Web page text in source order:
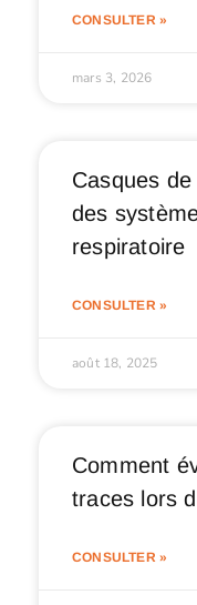
CONSULTER »
mars 3, 2026
Casques
des
respiratoire
CONSULTER »
août 18, 2025
Comment
traces lors
CONSULTER »